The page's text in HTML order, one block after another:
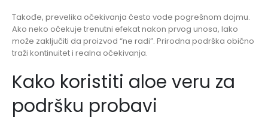
Takođe, prevelika očekivanja često vode pogrešnom dojmu.
Ako neko očekuje trenutni efekat nakon prvog unosa, lako
može zaključiti da proizvod “ne radi”. Prirodna podrška obično
traži kontinuitet i realna očekivanja.
Kako koristiti aloe veru za
podršku probavi